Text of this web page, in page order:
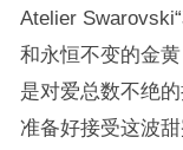
Atelier
和永恒不变的金黄
是对爱总数不绝
准备好接受这波